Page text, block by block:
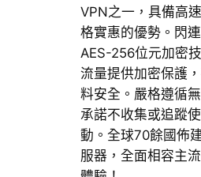
VPN之一，具備高
格實惠的優勢。閃
AES-256位元加密
流量提供加密保護
料安全。嚴格遵循
承諾不收集或追蹤
動。全球70餘國佈
服器，全面相容主